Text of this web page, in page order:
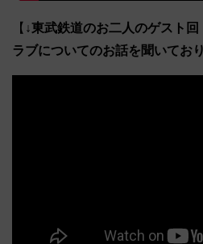
【 ↓東武鉄道のお二人のゲスト
ラブについてのお話を聞いてお